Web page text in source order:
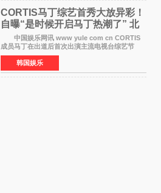
CORTIS马丁综艺首秀大放异彩！
自曝“是时候开启马丁热潮了” 北
美巡演火热进行中
中国娱乐网讯 www yule com cn CORTIS
成员马丁在出道后首次出演主流电视台综艺节
目，展现了多才多艺的魅力。 马丁出演了5日
播出的MBC《Radio Star》Fashion与Passion
之间，I&lsquo;m
韩国娱乐